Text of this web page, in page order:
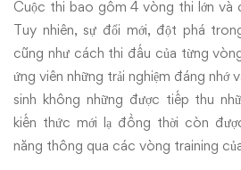
Cuộc thi bao gồm 4 vòng thi lớn và
Tuy nhiên, sự đổi mới, đột phá
cũng như cách thi đấu của từng
ứng viên những trải nghiệm đáng nhớ
sinh không những được tiếp thu
kiến thức mới lạ đồng thời còn
năng thông qua các vòng training